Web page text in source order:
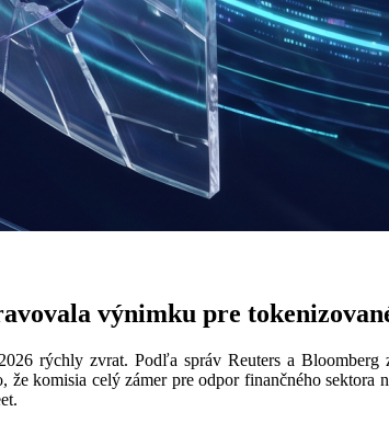
výnimku pre
rýchly zvrat. Podľa správ Reuters a
komisia celý zámer pre odpor finančného sektora